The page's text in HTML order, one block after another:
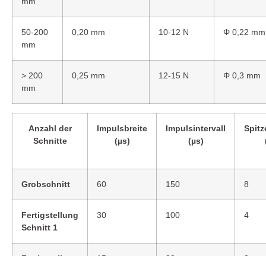
50-200
mm
0,20 mm 10-12 N Φ 0,22 mm
> 200
mm
0,25 mm 12-15 N Φ 0,3 mm
Anzahl der
Schnitte
Impulsbreite
(µs)
Impulsintervall
(µs)
Grobschnitt 60 150 8
Fertigstellung
Schnitt 1
30 100 4